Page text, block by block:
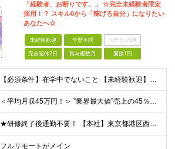
「経験者、お断りです。」 ☆完全未経験者限定
採用！？ スキル0から「稼げる自分」になりたい
あなたへ☆
未経験歓迎 学歴不問 ベテランOK
完全週休2日 賞与複数月 面接1回
【必須条件】在学中でないこと 【未経験歓迎】学歴不問／職種未経験／業種未経験／第二新卒／ブランクOK ★未経験歓迎 ★第二新卒歓迎 ★異業種からの入社メンバー95％以上 ★学歴・経験不問 ★主夫・主
＜平均月収45万円！＞ ”業界最大値”売上の45％以上をそのまま支給。 ■研修期間後 月給25万円～75万円＋各種インセンティブ □研修期間 月給23.5万円＋PRインセンティブ（売上の45％還元
★研修終了後通勤不要！ 【本社】東京都港区西麻布1-2-14デュオ・スカーラ西麻布タワーウエスト 602号室 【品川支社】東京都品川区西五反田5-23-3BLOCKS目黒不動前3階 【大阪支社】大阪
フルリモートがメイン